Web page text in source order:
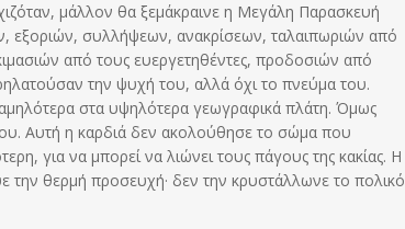
μάλλον θα ξεμάκραινε η Μεγάλη Παρασκευή
εξοριών, συλλήψεων, ανακρίσεων, ταλαιπωριών από
από τους ευεργετηθέντες, προδοσιών από
την ψυχή του, αλλά όχι το πνεύμα του.
στα υψηλότερα γεωγραφικά πλάτη. Όμως
Αυτή η καρδιά δεν ακολούθησε το σώμα που
για να μπορεί να λιώνει τους πάγους της κακίας. Η
την θερμή προσευχή· δεν την κρυστάλλωνε το πολικό